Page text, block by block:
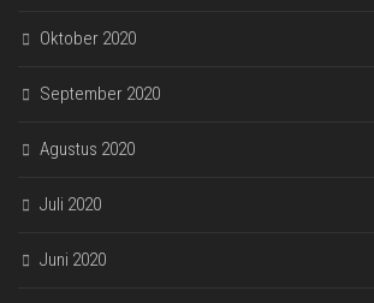
Oktober 2020
September 2020
Agustus 2020
Juli 2020
Juni 2020